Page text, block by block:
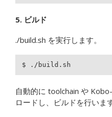
5. ビルド
./build.sh を実行します。
$ ./build.sh
自動的に toolchain や
ロードし、ビルドを行います